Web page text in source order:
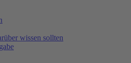
wissen sollten